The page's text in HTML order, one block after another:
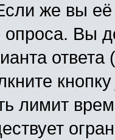
же вы её
опроса. Вы
ответа
лимит